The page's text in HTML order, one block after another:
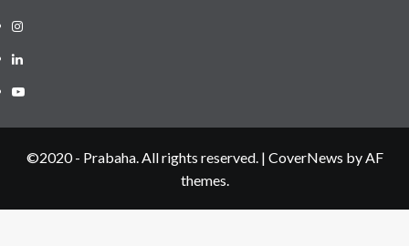
Instagram
LinkedIN
Youtube
©2020 - Prabaha. All rights reserved. | CoverNews by AF
themes.